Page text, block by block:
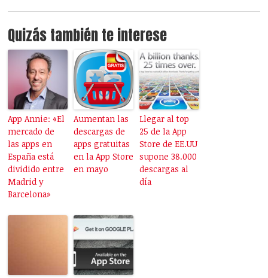
Quizás también te interese
App Annie: «El
mercado de
las apps en
España está
dividido entre
Madrid y
Barcelona»
Aumentan las
descargas de
apps gratuitas
en la App Store
en mayo
Llegar al top
25 de la App
Store de EE.UU
supone 38.000
descargas al
día